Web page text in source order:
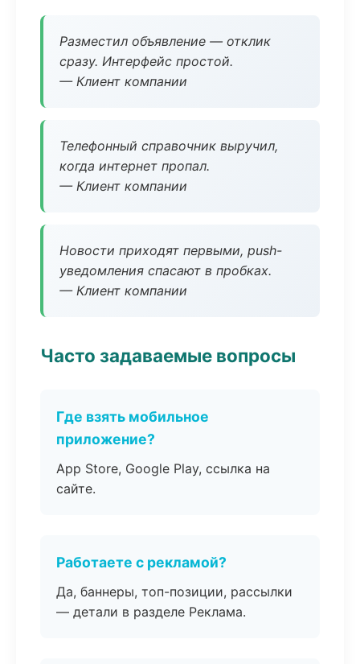
Разместил объявление — отклик
сразу. Интерфейс простой.
— Клиент компании
Телефонный справочник выручил,
когда интернет пропал.
— Клиент компании
Новости приходят первыми, push-
уведомления спасают в пробках.
— Клиент компании
Часто задаваемые вопросы
Где взять мобильное
приложение?
App Store, Google Play, ссылка на
сайте.
Работаете с рекламой?
Да, баннеры, топ-позиции, рассылки
— детали в разделе Реклама.